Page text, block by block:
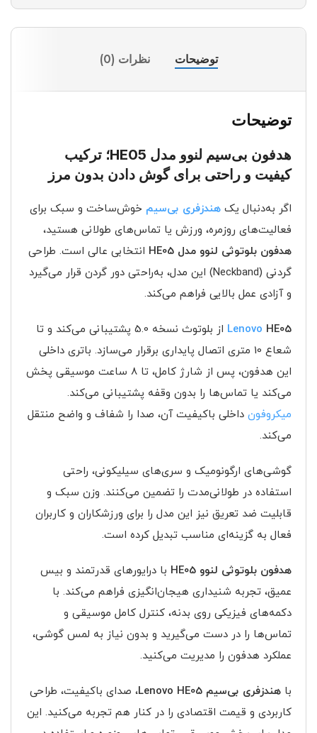
توضیحات نظرات (0)
توضیحات
هدفون بی‌سیم لنوو مدل HE05؛ ترکیب
کیفیت و راحتی برای گوش دادن بدون مرز
اگر به‌دنبال یک هندزفری بی‌سیم خوش‌ساخت و سبک برای
فعالیت‌های روزمره، ورزش یا تماس‌های طولانی هستید،
هدفون بلوتوثی لنوو مدل HE05
انتخابی عالی است. طراحی
گردنی (Neckband) این مدل، به‌راحتی دور گردن قرار می‌گیرد
و آزادی عمل بالایی فراهم می‌کند.
Lenovo HE05
از بلوتوث نسخه 5.0 پشتیبانی می‌کند و تا
شعاع 10 متری اتصال پایداری برقرار می‌سازد. باتری داخلی
این هدفون، پس از شارژ کامل، تا 8 ساعت موسیقی پخش
می‌کند یا تماس‌ها را بدون وقفه پشتیبانی می‌کند.
میکروفون داخلی باکیفیت آن، صدا را شفاف و واضح منتقل
می‌کند.
گوشی‌های ارگونومیک و سری‌های سیلیکونی، راحتی
استفاده در طولانی‌مدت را تضمین می‌کنند. وزن سبک و
قابلیت ضد تعریق نیز این مدل را برای ورزشکاران و کاربران
فعال به گزینه‌ای مناسب تبدیل کرده است.
هدفون بلوتوثی لنوو HE05
با درایورهای قدرتمند و بیس
عمیق، تجربه شنیداری هیجان‌انگیزی فراهم می‌کند. با
دکمه‌های فیزیکی روی بدنه، کنترل کامل موسیقی و
تماس‌ها را در دست می‌گیرید و بدون نیاز به لمس گوشی،
عملکرد هدفون را مدیریت می‌کنید.
با هندزفری بی‌سیم Lenovo HE05
، صدای باکیفیت، طراحی
کاربردی و قیمت اقتصادی را در کنار هم تجربه می‌کنید. این